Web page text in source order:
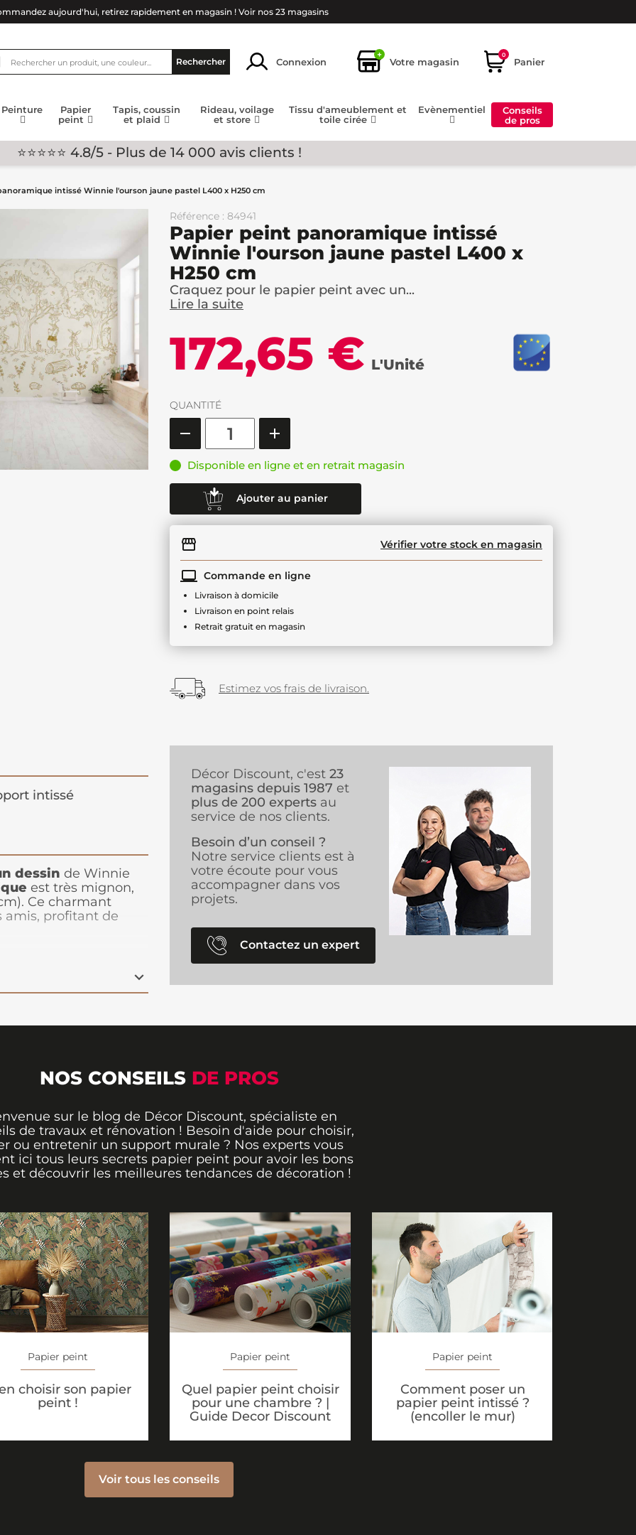
aujourd'hui, retirez rapidement en magasin ! Voir nos 23 magasins
Rechercher Connexion
+
Votre magasin
0
Panier
Peinture
Papier
peint
Tapis, coussin
et plaid
Rideau, voilage
et store
Tissu d'ameublement et
toile cirée
Evènementiel
Conseils
de pros
⭐⭐⭐⭐⭐ 4.8/5 - Plus de 14 000 avis clients !
intissé Winnie l'ourson jaune pastel L400 x H250 cm
Référence : 84941
Papier peint panoramique intissé
Winnie l'ourson jaune pastel L400 x
H250 cm
Craquez pour le papier peint avec un...
Lire la suite
172,65 € L'Unité
QUANTITÉ
Disponible en ligne et en retrait magasin
Ajouter au panier
Vérifier votre stock en magasin
Commande en ligne
Livraison à domicile
Livraison en point relais
Retrait gratuit en magasin
Estimez vos frais de livraison.
intissé
dessin de Winnie
est très mignon,
Ce charmant
amis, profitant de
ces
jaunes pastel
parfaite
transforme
Décor Discount, c'est 23
magasins depuis 1987 et
plus de 200 experts au
service de nos clients.
Besoin d’un conseil ?
Notre service clients est à
votre écoute pour vous
accompagner dans vos
projets.
Contactez un expert
NOS CONSEILS DE PROS
sur le blog de Décor Discount, spécialiste en
de travaux et rénovation ! Besoin d'aide pour choisir,
ou entretenir un support murale ? Nos experts vous
ici tous leurs secrets papier peint pour avoir les bons
et découvrir les meilleures tendances de décoration !
Papier peint
choisir son papier
peint !
Papier peint
Quel papier peint choisir
pour une chambre ? |
Guide Decor Discount
Papier peint
Comment poser un
papier peint intissé ?
(encoller le mur)
Voir tous les conseils